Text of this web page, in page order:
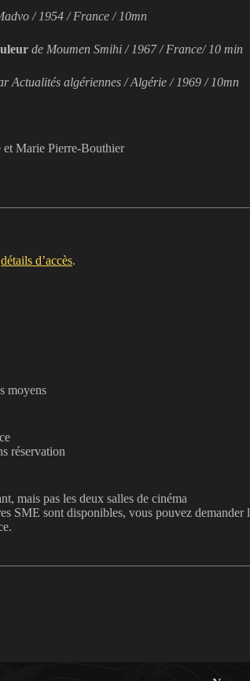
/ 1954 / France / 10mn
de Moumen Smihi / 1967 / France/ 10 min
Actualités algériennes / Algérie / 1969 / 10mn
et Marie Pierre-Bouthier
détails d’accès.
moyens
réservation
mais pas les deux salles de cinéma
SME sont disponibles, vous pouvez demander